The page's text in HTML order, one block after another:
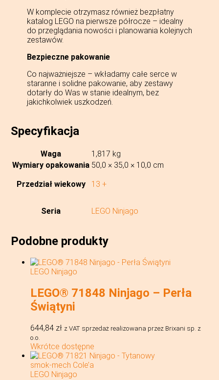
W komplecie otrzymasz również bezpłatny
katalog LEGO na pierwsze półrocze – idealny
do przeglądania nowości i planowania kolejnych
zestawów.
Bezpieczne pakowanie
Co najważniejsze – wkładamy całe serce w
staranne i solidne pakowanie, aby zestawy
dotarły do Was w stanie idealnym, bez
jakichkolwiek uszkodzeń.
Specyfikacja
Waga
1,817 kg
Wymiary opakowania 50,0 × 35,0 × 10,0 cm
Przedział wiekowy 13 +
Seria LEGO Ninjago
Podobne produkty
LEGO Ninjago
LEGO® 71848 Ninjago – Perła
Świątyni
644,84 zł z VAT sprzedaż realizowana przez Brixani sp. z
o.o.
Wkrótce dostępne
LEGO Ninjago